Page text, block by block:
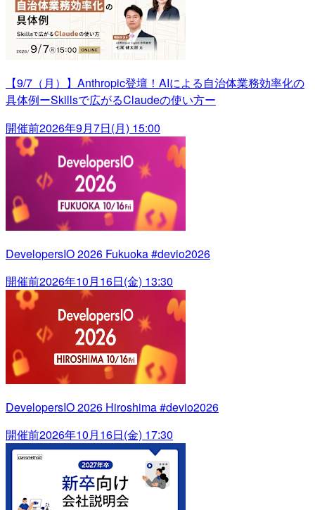
【9/7（月）】Anthropic登壇！AIによる自治体業務効率化の
具体例ーSkillsで広がるClaudeの使い方ー
開催前2026年9月7日(月) 15:00
DevelopersIO 2026 Fukuoka #devio2026
開催前2026年10月16日(金) 13:30
DevelopersIO 2026 Hiroshima #devio2026
開催前2026年10月16日(金) 17:30